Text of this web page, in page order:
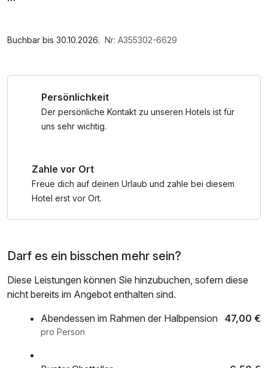
Aber auch beim Radfahren spürt man die reine klare Luft
Ettershaus führen direkt unzählige Wege in die
beeindruckende Natur
1 Flasche Mineralwasser, Saunabenutzung, Saunatuch,
Buchbar bis 30.10.2026. Nr: A355302-6629
Persönlichkeit
Der persönliche Kontakt zu unseren Hotels ist für
uns sehr wichtig.
Zahle vor Ort
Freue dich auf deinen Urlaub und zahle bei diesem
Hotel erst vor Ort.
Darf es ein bisschen mehr sein?
Diese Leistungen können Sie hinzubuchen, sofern diese
nicht bereits im Angebot enthalten sind.
Abendessen im Rahmen der Halbpension 47,00 €
pro Person